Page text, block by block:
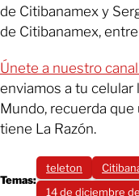
de Citibanamex y
de Citibanamex,
Únete a nuestro
enviamos a tu
Mundo, recuerda
tiene La Razón.
Temas:
teleton
14 de diciembre